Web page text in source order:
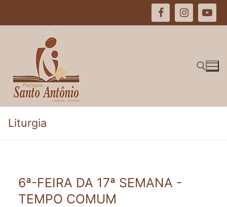
Pesquisar por:
Liturgia
6ª-FEIRA DA 17ª SEMANA -
TEMPO COMUM